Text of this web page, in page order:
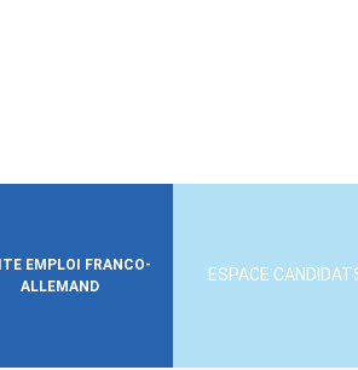
EMPLOI FRANCO-
ALLEMAND
ESPACE